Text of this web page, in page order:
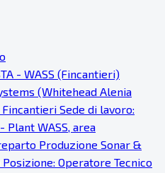
- WASS (Fincantieri)
(Whitehead Alenia
Sede di lavoro:
Plant WASS, area
Produzione Sonar &
Operatore Tecnico